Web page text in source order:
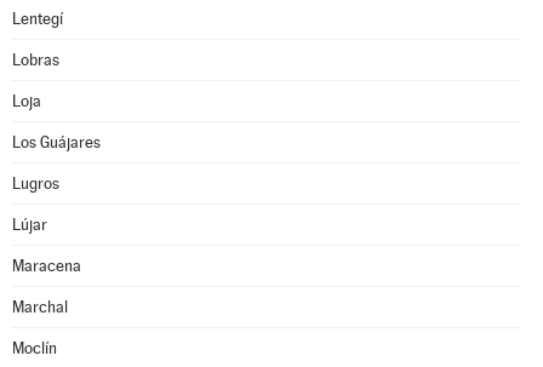
Lentegí
Lobras
Loja
Los Guájares
Lugros
Lújar
Maracena
Marchal
Moclín